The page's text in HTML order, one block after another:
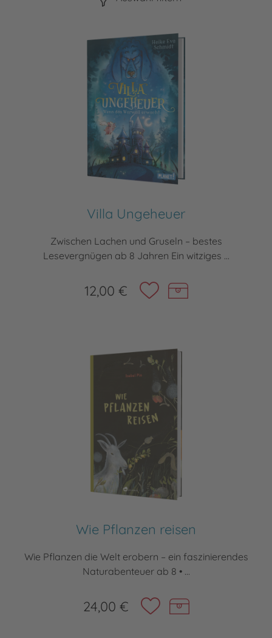
Villa Ungeheuer
Zwischen Lachen und Gruseln – bestes
Lesevergnügen ab 8 Jahren Ein witziges ...
12,00 €
Wie Pflanzen reisen
Wie Pflanzen die Welt erobern – ein faszinierendes
Naturabenteuer ab 8 • ...
24,00 €